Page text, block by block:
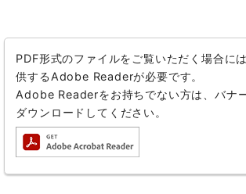
PDF形式のファイルをご覧いただく場合に
供するAdobe Readerが必要です。
Adobe Readerをお持ちでない方は、バナ
ダウンロードしてください。